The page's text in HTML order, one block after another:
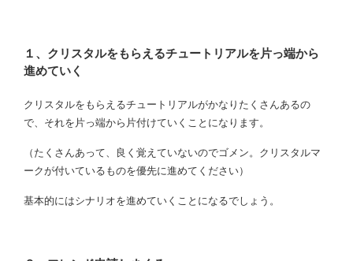
１、クリスタルをもらえるチュートリアルを片っ端から
進めていく
クリスタルをもらえるチュートリアルがかなりたくさんあるの
で、それを片っ端から片付けていくことになります。
（たくさんあって、良く覚えていないのでゴメン。クリスタルマ
ークが付いているものを優先に進めてください）
基本的にはシナリオを進めていくことになるでしょう。